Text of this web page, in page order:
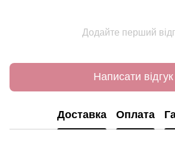
Додайте перший
Написати відгук
Доставка Оплата